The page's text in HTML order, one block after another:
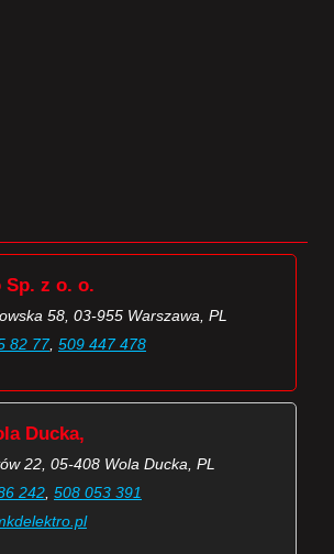
Sp. z o. o.
58, 03-955 Warszawa, PL
82 77, 509 447 478
Ducka,
22, 05-408 Wola Ducka, PL
242, 508 053 391